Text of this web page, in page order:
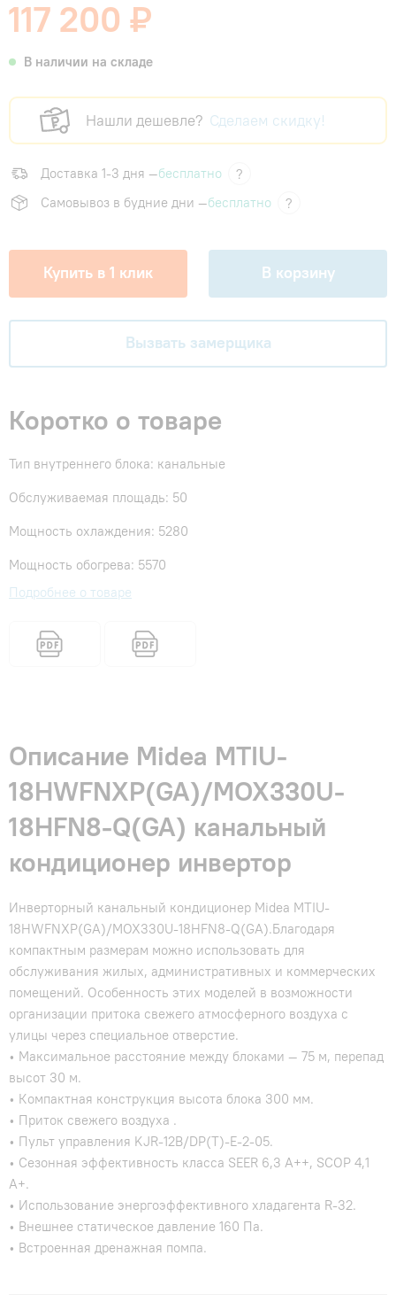
117 200 ₽
В наличии на складе
Нашли дешевле? Сделаем скидку!
Доставка 1-3 дня —бесплатно
?
Самовывоз в будние дни —бесплатно ?
Купить в 1 клик В корзину
Вызвать замерщика
Коротко о товаре
Тип внутреннего блока: канальные
Обслуживаемая площадь: 50
Мощность охлаждения: 5280
Мощность обогрева: 5570
Подробнее о товаре
Описание Midea MTIU-
18HWFNXP(GA)/MOX330U-
18HFN8-Q(GA) канальный
кондиционер инвертор
Инверторный канальный кондиционер Midea MTIU-
18HWFNXP(GA)/MOX330U-18HFN8-Q(GA).Благодаря
компактным размерам можно использовать для
обслуживания жилых, административных и коммерческих
помещений. Особенность этих моделей в возможности
организации притока свежего атмосферного воздуха с
улицы через специальное отверстие.
• Максимальное расстояние между блоками — 75 м, перепад
высот 30 м.
• Компактная конструкция высота блока 300 мм.
• Приток свежего воздуха .
• Пульт управления KJR-12B/DP(T)-E-2-05.
• Сезонная эффективность класса SEER 6,3 А++, SCOP 4,1
A+.
• Использование энергоэффективного хладагента R-32.
• Внешнее статическое давление 160 Па.
• Встроенная дренажная помпа.